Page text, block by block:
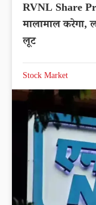
RVNL Share
मालामाल करेगा,
लूट
Stock Market